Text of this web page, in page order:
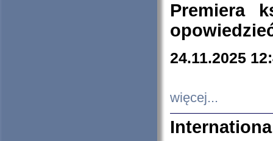
Premiera
24.11.2025
więcej...